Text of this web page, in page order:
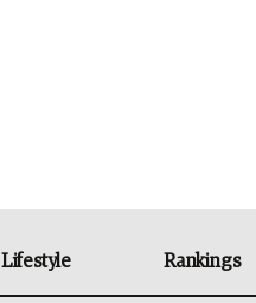
Lifestyle Rankings